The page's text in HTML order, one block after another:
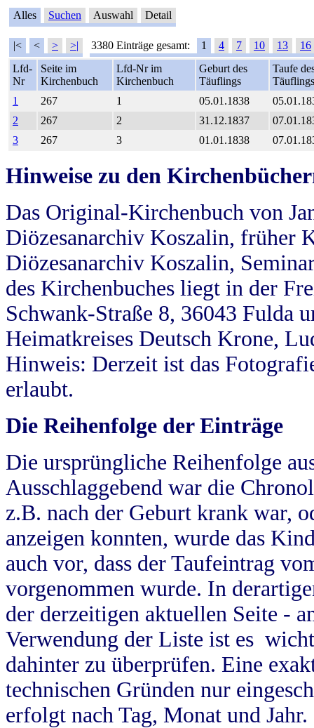
Alles Suchen Auswahl Detail
|< < > >| 3380 Einträge gesamt: 1 4 7 10 13
16
Lfd-
Nr
Seite im
Kirchenbuch
Lfd-Nr im
Kirchenbuch
Geburt des
Täuflings
Taufe
Täuflings
1
267 1 05.01.1838
2
267 2 31.12.1837
3
267 3 01.01.1838
Hinweise zu den
Das Original-Kirchenbuch von
Diözesanarchiv Koszalin, früher
Diözesanarchiv Koszalin,
des Kirchenbuches liegt in der
Schwank-Straße 8, 36043 Fulda
Heimatkreises Deutsch Krone,
Hinweis: Derzeit ist das
erlaubt.
Die Reihenfolge der Einträge
Die ursprüngliche Reihenfolge
Ausschlaggebend war die
z.B. nach der Geburt krank war,
anzeigen konnten, wurde das
auch vor, dass der Taufeintrag
vorgenommen wurde. In
der derzeitigen aktuellen Seite -
Verwendung der Liste ist es
dahinter zu überprüfen. Eine
technischen Gründen nur
erfolgt nach Tag, Monat und Jahr.